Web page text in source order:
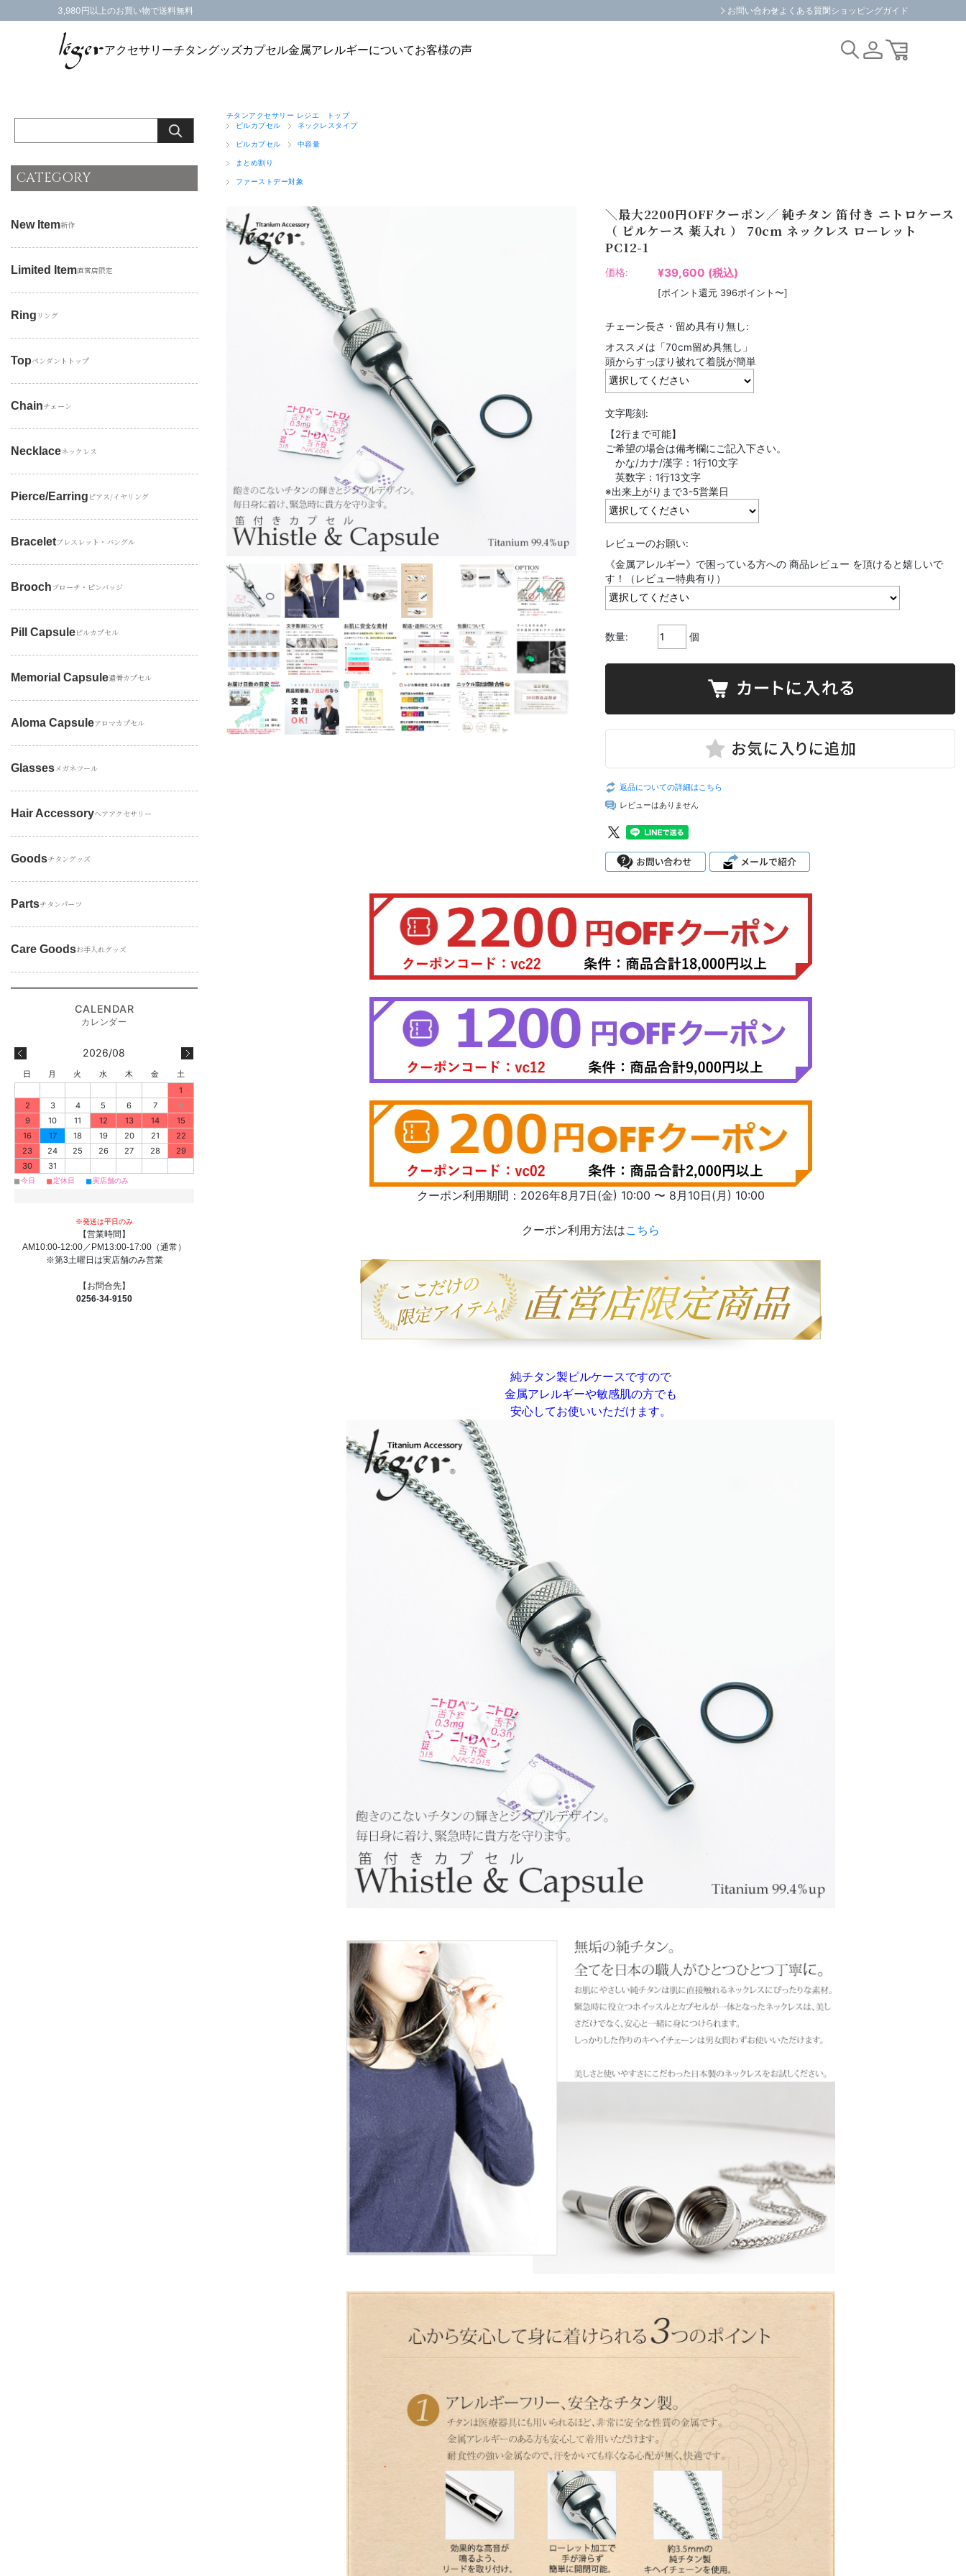
3,980円以上のお買い物で送料無料 お問い合わせ よくある質問ショッピングガイド
アクセサリーチタングッズカプセル金属アレルギーについてお客様の声
チタンアクセサリー レジエ トップ
ピルカプセル
ネックレスタイプ
ピルカプセル 中容量
まとめ割り
ファーストデー対象
＼最大2200円OFFクーポン／ 純チタン 笛付き ニトロケース
（ ピルケース 薬入れ ） 70cm ネックレス ローレット
PC12-1
価格: ¥39,600 (税込)
[ポイント還元 396ポイント〜]
チェーン長さ・留め具有り無し:
オススメは「70cm留め具無し」
頭からすっぽり被れて着脱が簡単
文字彫刻:
【2行まで可能】
ご希望の場合は備考欄にご記入下さい。
かな/カナ/漢字：1行10文字
英数字：1行13文字
※出来上がりまで3-5営業日
レビューのお願い:
《金属アレルギー》で困っている方への 商品レビュー を頂けると嬉しいで
す！（レビュー特典有り）
数量: 個
返品についての詳細はこちら
レビューはありません
クーポン利用期間：2026年8月7日(金) 10:00 〜 8月10日(月) 10:00
クーポン利用方法はこちら
純チタン製ピルケースですので
金属アレルギーや敏感肌の方でも
安心してお使いいただけます。
CATEGORY
New Item新作
Limited Item直営店限定
Ring リング
Topペンダントトップ
Chainチェーン
Necklaceネックレス
Pierce/earring ピアス/イヤリング
Braceletブレスレット・バングル
Broochブローチ・ピンバッジ
Pill Capsuleピルカプセル
Memorial Capsule遺骨カプセル
Aloma Capsuleアロマカプセル
Glassesメガネツール
Hair Accessoryヘアアクセサリー
Goodsチタングッズ
Partsチタンパーツ
Care Goodsお手入れグッズ
2026/08
日 月 火 水 木 金
土
1
2
3 4 5 6 7
8
9
10 11 12 13 14
15
16
17 18 19 20 21
22
23
24 25 26 27 28
29
30
31
■今日 ■定休日 ■実店舗のみ
※発送は平日のみ
【営業時間】
AM10:00-12:00／PM13:00-17:00（通常）
※第3土曜日は実店舗のみ営業
【お問合先】
0256-34-9150